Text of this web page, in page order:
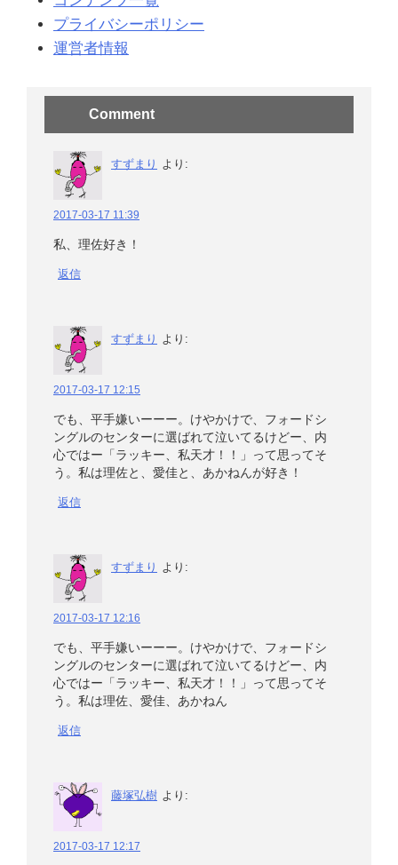
プライバシーポリシー
運営者情報
Comment
すずまり より:
2017-03-17 11:39
私、理佐好き！
返信
すずまり より:
2017-03-17 12:15
でも、平手嫌いーーー。けやかけで、フォードシ
ングルのセンターに選ばれて泣いてるけどー、内
心ではー「ラッキー、私天才！！」って思ってそ
う。私は理佐と、愛佳と、あかねんが好き！
返信
すずまり より:
2017-03-17 12:16
でも、平手嫌いーーー。けやかけで、フォードシ
ングルのセンターに選ばれて泣いてるけどー、内
心ではー「ラッキー、私天才！！」って思ってそ
う。私は理佐、愛佳、あかねん
返信
藤塚弘樹 より:
2017-03-17 12:17